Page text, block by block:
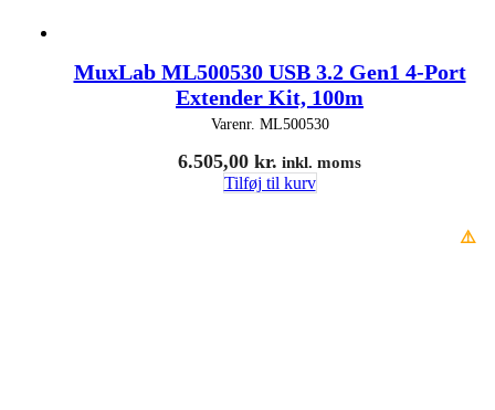
MuxLab ML500530 USB 3.2 Gen1 4-Port
Extender Kit, 100m
Varenr. ML500530
6.505,00 kr. inkl. moms
Tilføj til kurv
⚠️